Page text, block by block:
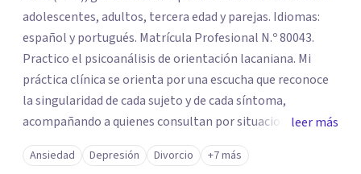
adolescentes, adultos, tercera edad y parejas. Idiomas:
español y portugués. Matrícula Profesional N.º 80043.
Practico el psicoanálisis de orientación lacaniana. Mi
práctica clínica se orienta por una escucha que reconoce
la singularidad de cada sujeto y de cada síntoma,
acompañando a quienes consultan por situaciones de
angustia, dificultades en los vínculos, inhibiciones,
duelos, crisis vitales, padecimientos subjetivos y otros
leer más
Ansiedad Depresión Divorcio +7 más